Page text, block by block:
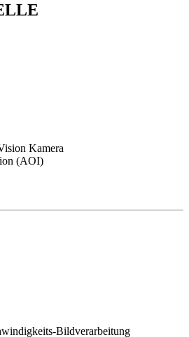
Kamera
(AOI)
Bildverarbeitung